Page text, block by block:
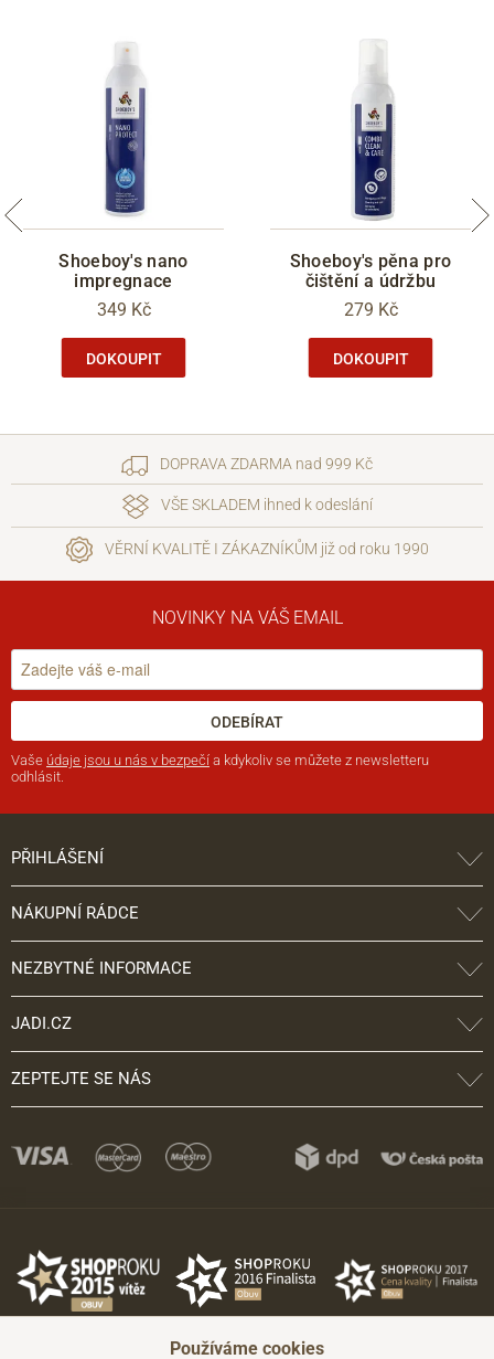
Shoeboy's nano
impregnace
349 Kč
DOKOUPIT
Shoeboy's pěna pro
čištění a údržbu
279 Kč
DOKOUPIT
DOPRAVA ZDARMA nad 999 Kč
VŠE SKLADEM ihned k odeslání
VĚRNÍ KVALITĚ I ZÁKAZNÍKŮM již od roku 1990
NOVINKY NA VÁŠ EMAIL
ODEBÍRAT
Vaše údaje jsou u nás v bezpečí a kdykoliv se můžete z newsletteru
odhlásit.
PŘIHLÁŠENÍ
NÁKUPNÍ RÁDCE
NEZBYTNÉ INFORMACE
JADI.CZ
ZEPTEJTE SE NÁS
Používáme cookies